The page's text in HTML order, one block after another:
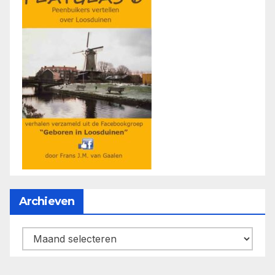
Archieven
Archieven